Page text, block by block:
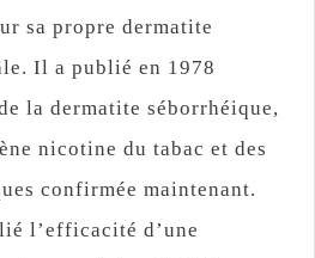
sa propre dermatite
Il a publié en 1978
la dermatite séborrhéique,
nicotine du tabac et des
confirmée maintenant.
l’efficacité d’une